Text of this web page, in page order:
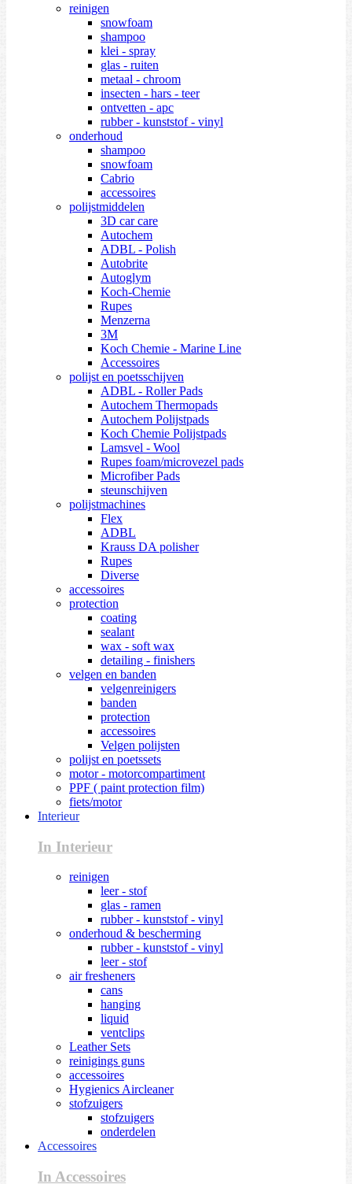
reinigen
snowfoam
shampoo
klei - spray
glas - ruiten
metaal - chroom
insecten - hars - teer
ontvetten - apc
rubber - kunststof - vinyl
onderhoud
shampoo
snowfoam
Cabrio
accessoires
polijstmiddelen
3D car care
Autochem
ADBL - Polish
Autobrite
Autoglym
Koch-Chemie
Rupes
Menzerna
3M
Koch Chemie - Marine Line
Accessoires
polijst en poetsschijven
ADBL - Roller Pads
Autochem Thermopads
Autochem Polijstpads
Koch Chemie Polijstpads
Lamsvel - Wool
Rupes foam/microvezel pads
Microfiber Pads
steunschijven
polijstmachines
Flex
ADBL
Krauss DA polisher
Rupes
Diverse
accessoires
protection
coating
sealant
wax - soft wax
detailing - finishers
velgen en banden
velgenreinigers
banden
protection
accessoires
Velgen polijsten
polijst en poetssets
motor - motorcompartiment
PPF ( paint protection film)
fiets/motor
Interieur
In Interieur
reinigen
leer - stof
glas - ramen
rubber - kunststof - vinyl
onderhoud & bescherming
rubber - kunststof - vinyl
leer - stof
air fresheners
cans
hanging
liquid
ventclips
Leather Sets
reinigings guns
accessoires
Hygienics Aircleaner
stofzuigers
stofzuigers
onderdelen
Accessoires
In Accessoires